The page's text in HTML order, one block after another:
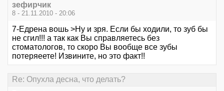
зефирчик
8 - 21.11.2010 - 20:06
7-Едрена вошь >Ну и зря. Если бы ходили, то зуб бы
не сгил!!! а так как Вы справляетесь без
стоматологов, то скоро Вы вообще все зубы
потеряеете! Извините, но это факт!!
Re: Опухла десна, что делать?